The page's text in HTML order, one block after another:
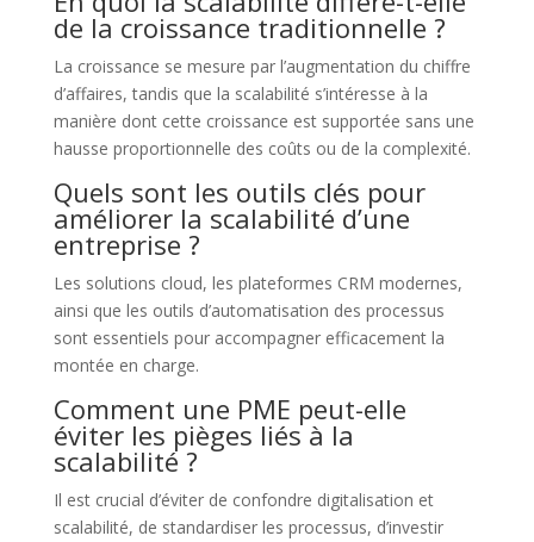
de la croissance traditionnelle ?
La croissance se mesure par l’augmentation du chiffre
d’affaires, tandis que la scalabilité s’intéresse à la
manière dont cette croissance est supportée sans une
hausse proportionnelle des coûts ou de la complexité.
Quels sont les outils clés pour
améliorer la scalabilité d’une
entreprise ?
Les solutions cloud, les plateformes CRM modernes,
ainsi que les outils d’automatisation des processus
sont essentiels pour accompagner efficacement la
montée en charge.
Comment une PME peut-elle
éviter les pièges liés à la
scalabilité ?
Il est crucial d’éviter de confondre digitalisation et
scalabilité, de standardiser les processus, d’investir